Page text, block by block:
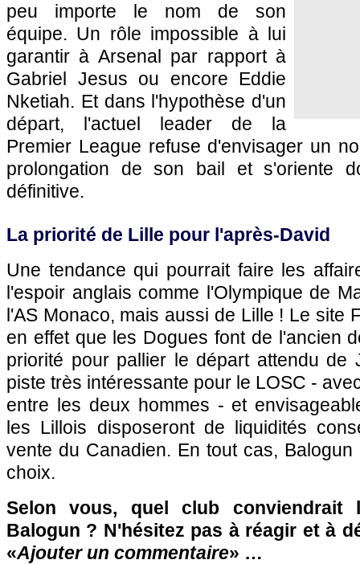
peu importe le nom de son
équipe. Un rôle impossible à lui
garantir à Arsenal par rapport à
Gabriel Jesus ou encore Eddie
Nketiah. Et dans l'hypothèse d'un
départ, l'actuel leader de la
Premier League refuse d'envisager un
prolongation de son bail et s'oriente
définitive.
La priorité de Lille pour l'après-David
Une tendance qui pourrait faire les
l'espoir anglais comme l'Olympique de
l'AS Monaco, mais aussi de Lille ! Le site
en effet que les Dogues font de l'ancien
priorité pour pallier le départ attendu de
piste très intéressante pour le LOSC -
entre les deux hommes - et
les Lillois disposeront de liquidités
vente du Canadien. En tout cas,
choix.
Selon vous, quel club conviendrait
Balogun ? N'hésitez pas à réagir et à
«Ajouter un commentaire» …